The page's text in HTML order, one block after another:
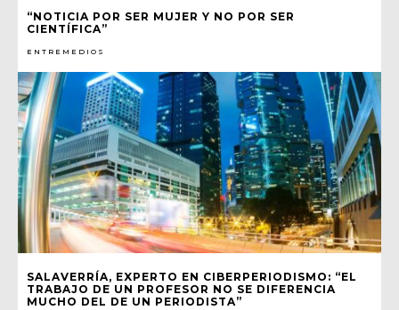
“NOTICIA POR SER MUJER Y NO POR SER
CIENTÍFICA”
ENTREMEDIOS
SALAVERRÍA, EXPERTO EN CIBERPERIODISMO: “EL
TRABAJO DE UN PROFESOR NO SE DIFERENCIA
MUCHO DEL DE UN PERIODISTA”